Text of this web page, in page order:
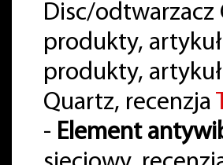
Disc/odtwarzacz
produkty, artykuł
produkty, artykuł
Quartz, recenzja
- Element